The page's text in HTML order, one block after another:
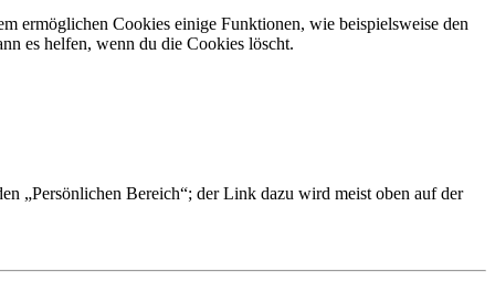
ermöglichen Cookies einige Funktionen, wie beispielsweise den
es helfen, wenn du die Cookies löscht.
„Persönlichen Bereich“; der Link dazu wird meist oben auf der